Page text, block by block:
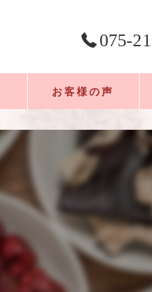
075-
お客様の声